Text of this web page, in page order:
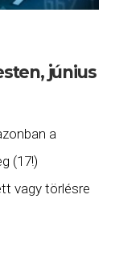
június
a
(17!)
vagy törlésre